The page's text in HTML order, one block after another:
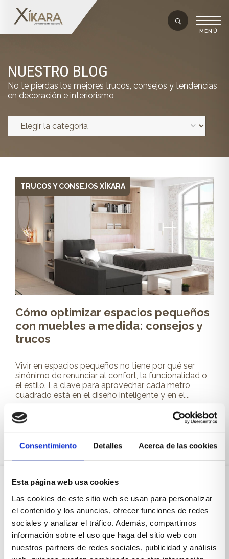
Consentimiento Detalles Acerca de las cookies
Esta página web usa cookies
Las cookies de este sitio web se usan para personalizar
el contenido y los anuncios, ofrecer funciones de redes
sociales y analizar el tráfico. Además, compartimos
información sobre el uso que haga del sitio web con
nuestros partners de redes sociales, publicidad y análisis
NUESTRO BLOG
No te pierdas los mejores trucos, consejos y tendencias
en decoración e interiorismo
TRUCOS Y CONSEJOS XÍKARA
Cómo optimizar espacios pequeños
con muebles a medida: consejos y
trucos
Vivir en espacios pequeños no tiene por qué ser
sinónimo de renunciar al confort, la funcionalidad o
el estilo. La clave para aprovechar cada metro
cuadrado está en el diseño inteligente y en el...
Leer más
Sobre Xíkara
Inicio